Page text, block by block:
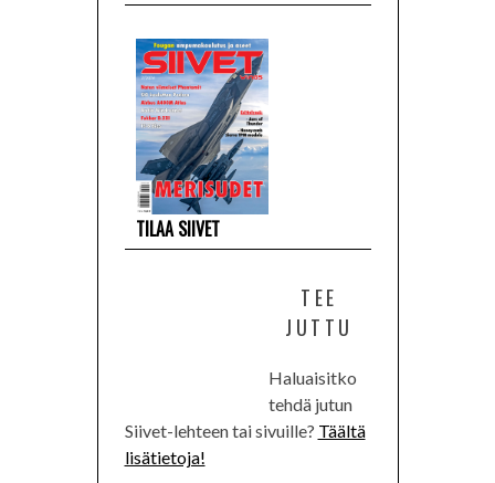
TILAA SIIVET
TEE
JUTTU
Haluaisitko
tehdä jutun
Siivet-lehteen tai sivuille? Täältä
lisätietoja!